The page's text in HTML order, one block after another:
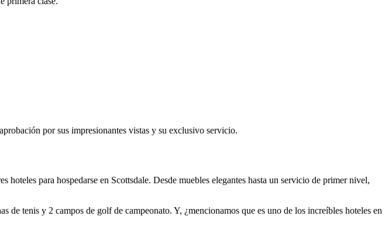
por sus impresionantes vistas y su exclusivo servicio.
para hospedarse en Scottsdale. Desde muebles elegantes hasta un servicio de primer nivel,
tenis y 2 campos de golf de campeonato. Y, ¿mencionamos que es uno de los increíbles hoteles en